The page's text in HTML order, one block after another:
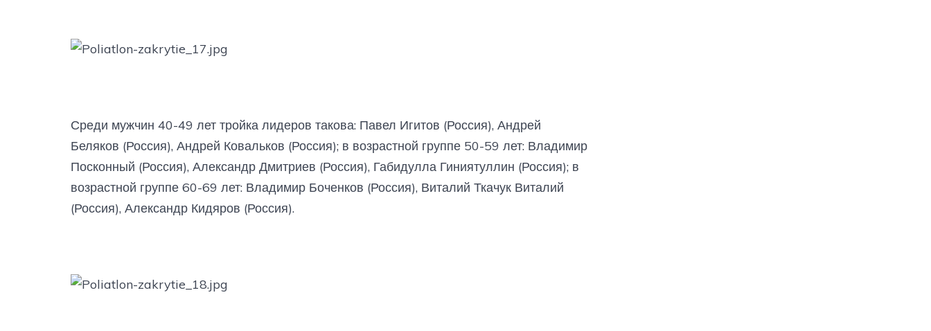
Среди мужчин 40-49 лет тройка лидеров такова: Павел Игитов (Россия), Андрей
Беляков (Россия), Андрей Ковальков (Россия); в возрастной группе 50-59 лет: Владимир
Посконный (Россия), Александр Дмитриев (Россия), Габидулла Гиниятуллин (Россия); в
возрастной группе 60-69 лет: Владимир Боченков (Россия), Виталий Ткачук Виталий
(Россия), Александр Кидяров (Россия).